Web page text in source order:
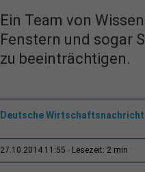
Ein Team von
Fenstern und sogar
zu beeinträchtigen.
Deutsche
27.10.2014 11:55 Lesezeit: 2 min